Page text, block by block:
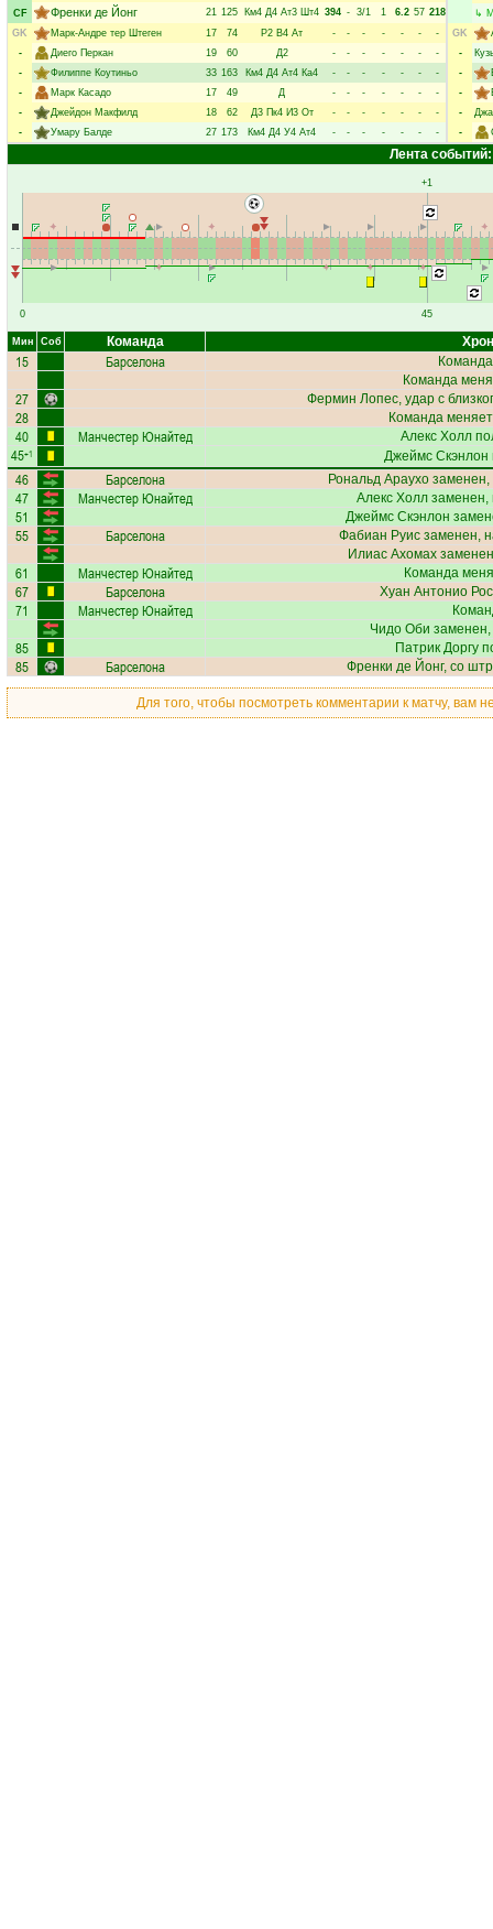
CF
Френки де Йонг 21 125 Км4 Д4 Ат3 Шт4 394 - 3/1 1 6.2 57 218
GK
Марк-Андре тер Штеген 17 74 Р2 В4 Ат - - - - - -
-
-
Диего Перкан 19 60 Д2 - - - - - -
-
-
Филиппе Коутиньо 33 163 Км4 Д4 Ат4 Ка4 - - - - - -
-
-
Марк Касадо 17 49 Д - - - - - -
-
-
Джейдон Макфилд 18 62 Д3 Пк4 И3 От - - - - - -
-
-
Умару Балде 27 173 Км4 Д4 У4 Ат4 - - - - - - -
↳
GK
-
-
-
-
-
Лента событий:
0
+1
45
Мин Соб Команда
15 Барселона
Команда
27 Фермин Лопес, удар с
28 Команда
40 Манчестер Юнайтед Алекс Холл
45+1 Джеймс Скэнлон
46 Барселона Рональд Араухозаменен,
47 Манчестер Юнайтед Алекс Холлзаменен,
51 Джеймс Скэнлон
55 Барселона Фабиан Руисзаменен,
Илиас Ахомах
61 Манчестер Юнайтед Команда
67 Барселона Хуан Антонио Рос
71 Манчестер Юнайтед
Чидо Оби
85 Патрик Доргу
85 Барселона Френки де Йонг, со
Для того, чтобы посмотреть комментарии к матчу, вам